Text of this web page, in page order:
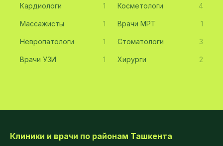
Кардиологи 1 Косметологи 4
Массажисты 1 Врачи МРТ 1
Невропатологи 1 Стоматологи 3
Врачи УЗИ 1 Хирурги 2
Клиники и врачи по районам Ташкента